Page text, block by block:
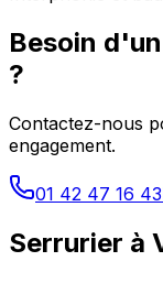
Besoin
?
Contactez-nous
engagement.
01 42 47 16 43
Serrurier à